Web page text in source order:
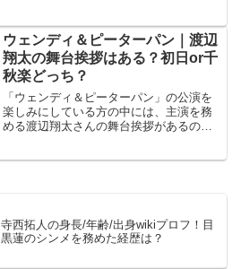
品では物語の演出やキャラクターの関係
性によって恋愛要素の描か...
ウェンディ＆ピーターパン｜渡辺
翔太の舞台挨拶はある？初日or千
秋楽どっち？
「ウェンディ＆ピーターパン」の公演を
楽しみにしている方の中には、主演を務
める渡辺翔太さんの舞台挨拶があるのか
寺西拓人の身長/年齢/出身wikiプロフ！目
黒蓮のシンメを務めた経歴は？